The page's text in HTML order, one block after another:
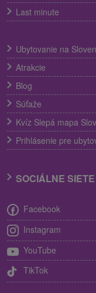
Last minute
Ubytovanie na
Atrakcie
Blog
Súťaže
Kvíz Slepá mapa
Prihlásenie pre
SOCIÁLNE
Facebook
Instagram
YouTube
TikTok